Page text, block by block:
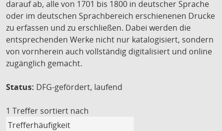
darauf ab, alle von 1701 bis 1800 in deutscher Sprache
oder im deutschen Sprachbereich erschienenen Drucke
zu erfassen und zu erschließen. Dabei werden die
entsprechenden Werke nicht nur katalogisiert, sondern
von vornherein auch vollständig digitalisiert und online
zugänglich gemacht.
Status: DFG-gefördert, laufend
1 Treffer sortiert nach